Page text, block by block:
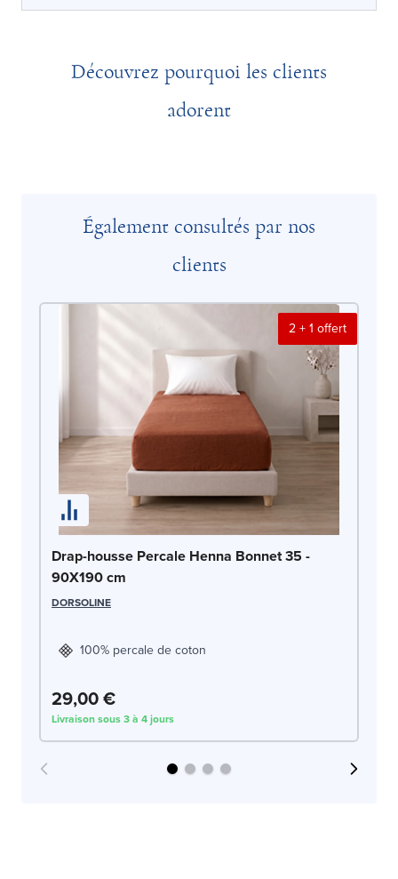
Découvrez pourquoi les clients
adorent
Également consultés par nos
clients
2 + 1 offert
Drap-housse Percale Henna Bonnet 35 -
90X190 cm
DORSOLINE
100% percale de coton
29,00 €
Livraison sous 3 à 4 jours